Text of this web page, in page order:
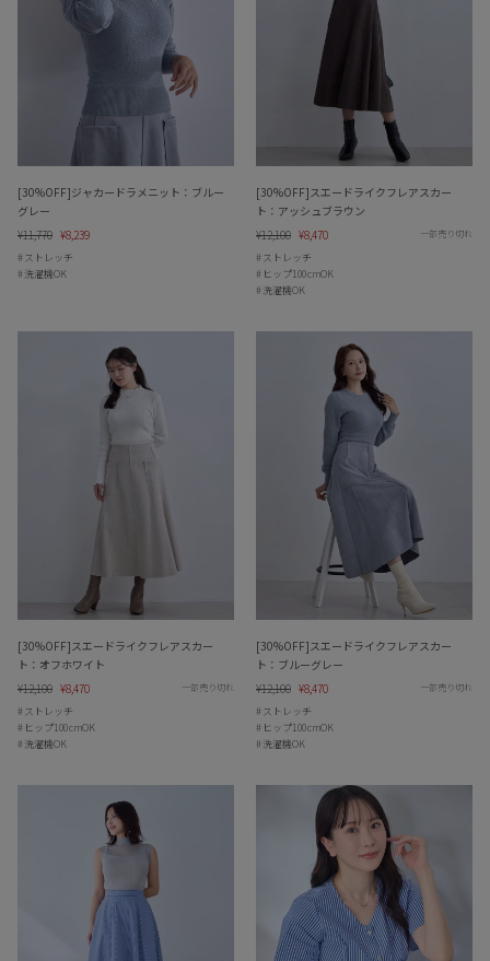
[30%OFF]ジャカードラメニット：ブルー
グレー
Regular
¥11,770 Sale
¥8,239
ストレッチ
洗濯機OK
[30%OFF]スエードライクフレアスカー
ト：アッシュブラウン
Regular
¥12,100 Sale
¥8,470 一部売り切れ
ストレッチ
ヒップ100cmOK
洗濯機OK
[30%OFF]スエードライクフレアスカー
ト：オフホワイト
Regular
¥12,100 Sale
¥8,470 一部売り切れ
ストレッチ
ヒップ100cmOK
洗濯機OK
[30%OFF]スエードライクフレアスカー
ト：ブルーグレー
Regular
¥12,100 Sale
¥8,470 一部売り切れ
ストレッチ
ヒップ100cmOK
洗濯機OK